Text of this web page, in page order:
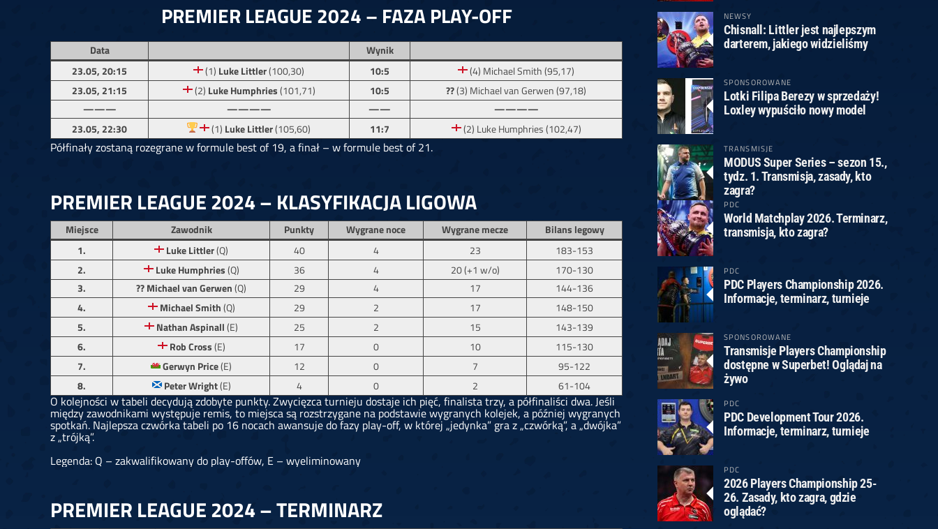
PREMIER LEAGUE 2024 – FAZA PLAY-OFF
Data
Wynik
23.05, 20:15
(1) Luke Littler(100,30) 10:5
(4) Michael Smith (95,17)
23.05, 21:15
(2) Luke Humphries(101,71) 10:5 ??(3) Michael van Gerwen (97,18)
———
———— ——
————
23.05, 22:30
(1) Luke Littler(105,60) 11:7 (2) Luke Humphries (102,47)
Półfinały zostaną rozegrane w formule best of 19, a finał – w formule best of 21.
PREMIER LEAGUE 2024 – KLASYFIKACJA LIGOWA
Miejsce Zawodnik Punkty Wygrane noce Wygrane mecze
Bilans legowy
1.
LukeLittler(Q) 40 4 23
183-153
2.
Luke Humphries(Q) 36 4 20 (+1 w/o)
170-130
3.
?? Michael van Gerwen(Q) 29 4 17
144-136
4.
Michael Smith(Q) 29 2 17
148-150
5.
Nathan Aspinall(E) 25 2 15
143-139
6.
Rob Cross(E) 17 0 10
115-130
7.
Gerwyn Price(E) 12 0 7
95-122
8.
Peter Wright(E) 4 0 2 61-104
O kolejności w tabeli decydują zdobyte punkty. Zwycięzca turnieju dostaje ich pięć, finalista trzy, a półfinaliści dwa. Jeśli
między zawodnikami występuje remis, to miejsca są rozstrzygane na podstawie wygranych kolejek, a później wygranych
spotkań. Najlepsza czwórka tabeli po 16 nocach awansuje do fazy play-off, w której „jedynka” gra z „czwórką”, a „dwójka”
z „trójką”.
Legenda: Q – zakwalifikowany do play-offów, E – wyeliminowany
PREMIER LEAGUE 2024 – TERMINARZ
NEWSY
Chisnall: Littler jest najlepszym
darterem, jakiego widzieliśmy
SPONSOROWANE
Lotki Filipa Berezy w sprzedaży!
Loxley wypuściło nowy model
TRANSMISJE
MODUS Super Series – sezon 15.,
tydz. 1. Transmisja, zasady, kto
zagra?
PDC
World Matchplay 2026. Terminarz,
transmisja, kto zagra?
PDC
PDC Players Championship 2026.
Informacje, terminarz, turnieje
SPONSOROWANE
Transmisje Players Championship
dostępne w Superbet! Oglądaj na
żywo
PDC
PDC Development Tour 2026.
Informacje, terminarz, turnieje
PDC
2026 Players Championship 25-
26. Zasady, kto zagra, gdzie
oglądać?